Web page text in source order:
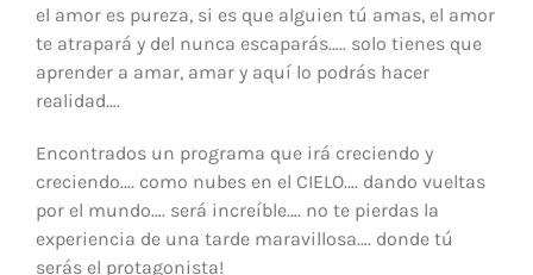
el amor es pureza, si es que alguien tú amas, el amor
te atrapará y del nunca escaparás….. solo tienes que
aprender a amar, amar y aquí lo podrás hacer
realidad….
Encontrados un programa que irá creciendo y
creciendo…. como nubes en el CIELO…. dando vueltas
por el mundo…. será increíble…. no te pierdas la
experiencia de una tarde maravillosa…. donde tú
serás el protagonista!